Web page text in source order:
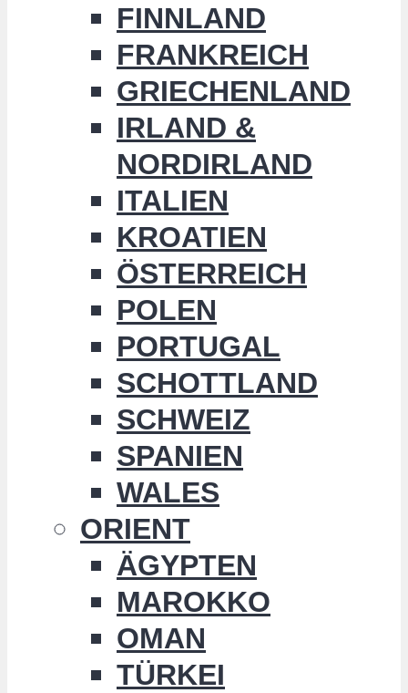
FINNLAND
FRANKREICH
GRIECHENLAND
IRLAND &
NORDIRLAND
ITALIEN
KROATIEN
ÖSTERREICH
POLEN
PORTUGAL
SCHOTTLAND
SCHWEIZ
SPANIEN
WALES
ORIENT
ÄGYPTEN
MAROKKO
OMAN
TÜRKEI